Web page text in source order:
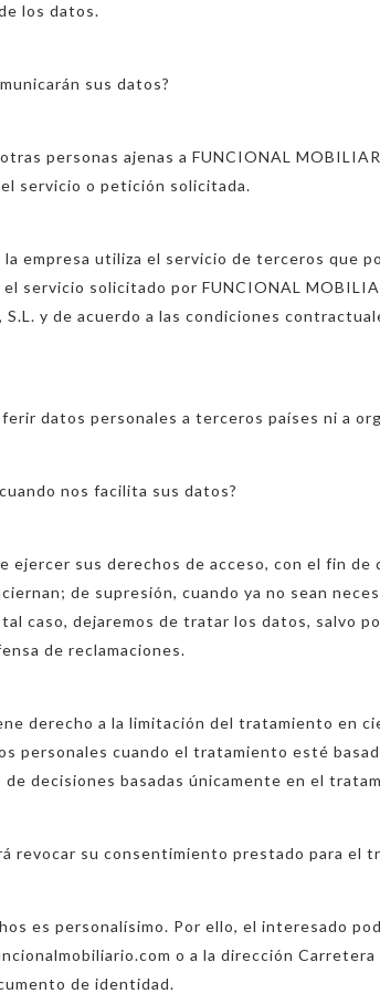
los datos.
sus datos?
personas ajenas a FUNCIONAL
servicio o petición solicitada.
empresa utiliza el servicio de terceros que
servicio solicitado por FUNCIONAL
S.L. y de acuerdo a las condiciones
datos personales a terceros países ni a
nos facilita sus datos?
ejercer sus derechos de acceso, con el fin
de supresión, cuando ya no sean
caso, dejaremos de tratar los datos, salvo
de reclamaciones.
derecho a la limitación del tratamiento en
personales cuando el tratamiento esté
decisiones basadas únicamente en el
revocar su consentimiento prestado para el
es personalísimo. Por ello, el interesado
o a la dirección
de identidad.